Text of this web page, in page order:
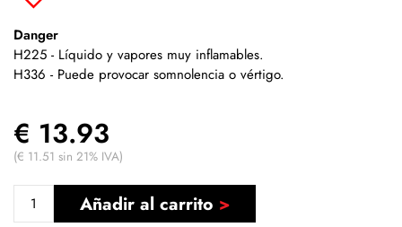
Danger
H225 - Líquido y vapores muy inflamables.
H336 - Puede provocar somnolencia o vértigo.
€ 13.93
(€ 11.51 sin 21% IVA)
Añadir al carrito